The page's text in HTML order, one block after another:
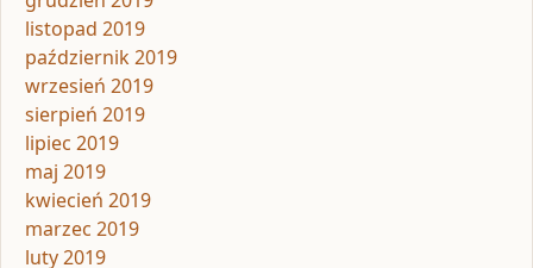
listopad 2019
październik 2019
wrzesień 2019
sierpień 2019
lipiec 2019
maj 2019
kwiecień 2019
marzec 2019
luty 2019